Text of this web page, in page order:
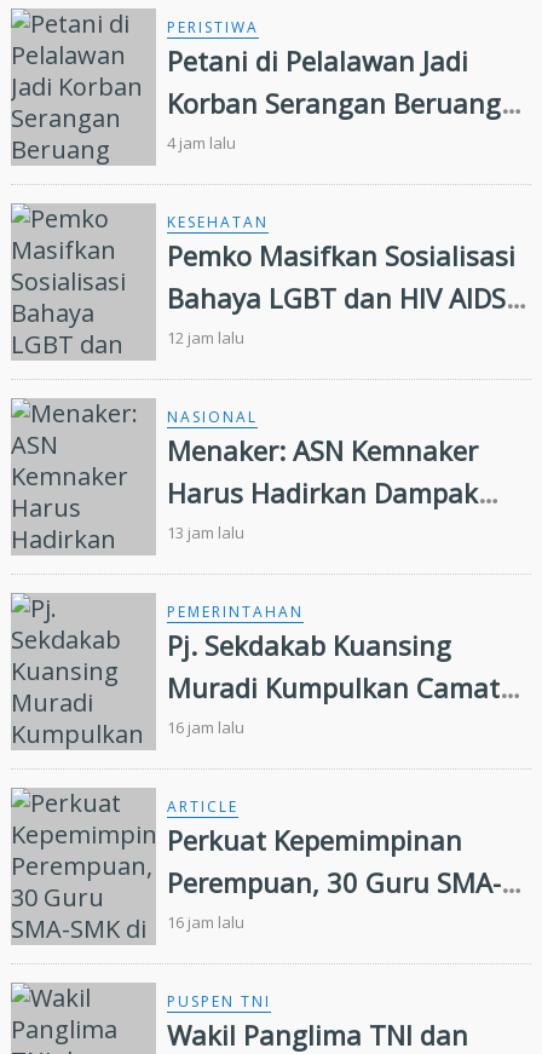
PERISTIWA
Petani di Pelalawan Jadi
Korban Serangan Beruang
Liar
4 jam lalu
KESEHATAN
Pemko Masifkan Sosialisasi
Bahaya LGBT dan HIV AIDS
Bagi Siswa di Pekanbaru
12 jam lalu
NASIONAL
Menaker: ASN Kemnaker
Harus Hadirkan Dampak
Nyata bagi Masyarakat
13 jam lalu
PEMERINTAHAN
Pj. Sekdakab Kuansing
Muradi Kumpulkan Camat
Se- Kabupaten Kuansing
16 jam lalu
ARTICLE
Perkuat Kepemimpinan
Perempuan, 30 Guru SMA-
SMK di Yogyakarta Ikuti
Pelatihan Kepemimpinan
16 jam lalu
PUSPEN TNI
Wakil Panglima TNI dan